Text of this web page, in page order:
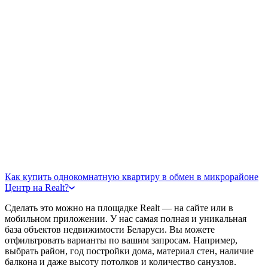
Как купить однокомнатную квартиру в обмен в микрорайоне
Центр на Realt?
Сделать это можно на площадке Realt — на сайте или в
мобильном приложении. У нас самая полная и уникальная
база объектов недвижимости Беларуси. Вы можете
отфильтровать варианты по вашим запросам. Например,
выбрать район, год постройки дома, материал стен, наличие
балкона и даже высоту потолков и количество санузлов.